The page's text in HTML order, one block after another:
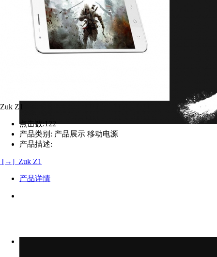
Zuk Z1
点击数:122
产品类别: 产品展示 移动电源
产品描述:
[→] Zuk Z1
产品详情
权所有 2008-2012 湘ICP备8888888
by MetInfo 5.3.2 ©2008-2013 www.metinfo.cn